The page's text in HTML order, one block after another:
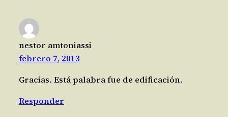
nestor amtoniassi
febrero 7, 2013
Gracias. Está palabra fue de edificación.
Responder